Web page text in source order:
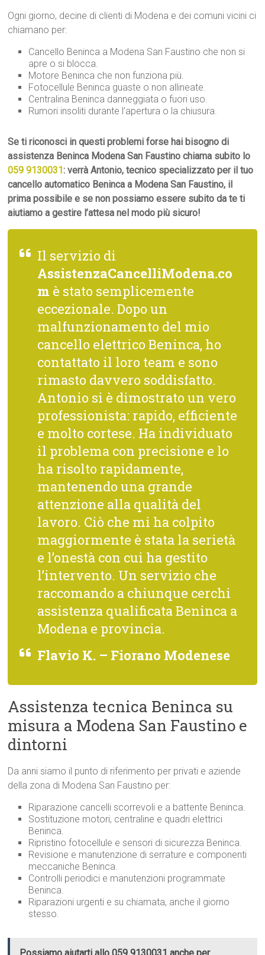
Ogni giorno, decine di clienti di Modena e dei comuni vicini ci
chiamano per:
Cancello Beninca a Modena San Faustino che non si
apre o si blocca.
Motore Beninca che non funziona più.
Fotocellule Beninca guaste o non allineate.
Centralina Beninca danneggiata o fuori uso.
Rumori insoliti durante l’apertura o la chiusura.
Se ti riconosci in questi problemi forse hai bisogno di
assistenza Beninca Modena San Faustino chiama subito lo
059 9130031: verrà Antonio, tecnico specializzato per il tuo
cancello automatico Beninca a Modena San Faustino, il
prima possibile e se non possiamo essere subito da te ti
aiutiamo a gestire l’attesa nel modo più sicuro!
Il servizio di
AssistenzaCancelliModena.co
m è stato semplicemente
eccezionale. Dopo un
malfunzionamento del mio
cancello elettrico Beninca, ho
contattato il loro team e sono
rimasto davvero soddisfatto.
Antonio si è dimostrato un vero
professionista: rapido, efficiente
e molto cortese. Ha individuato
il problema con precisione e lo
ha risolto rapidamente,
mantenendo una grande
attenzione alla qualità del
lavoro. Ciò che mi ha colpito
maggiormente è stata la serietà
e l’onestà con cui ha gestito
l’intervento. Un servizio che
raccomando a chiunque cerchi
assistenza qualificata Beninca a
Modena e provincia.
Flavio K. – Fiorano Modenese
Assistenza tecnica Beninca su
misura a Modena San Faustino e
dintorni
Da anni siamo il punto di riferimento per privati e aziende
della zona di Modena San Faustino per:
Riparazione cancelli scorrevoli e a battente Beninca.
Sostituzione motori, centraline e quadri elettrici
Beninca.
Ripristino fotocellule e sensori di sicurezza Beninca.
Revisione e manutenzione di serrature e componenti
meccaniche Beninca.
Controlli periodici e manutenzioni programmate
Beninca.
Riparazioni urgenti e su chiamata, anche il giorno
stesso.